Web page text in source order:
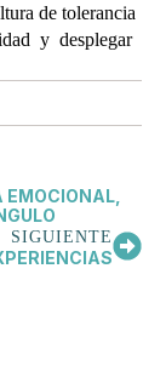
de tolerancia
y desplegar
EMOCIONAL,
SIGUIENTE